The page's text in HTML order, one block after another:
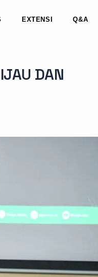
EXTENSI Q&A
DAN